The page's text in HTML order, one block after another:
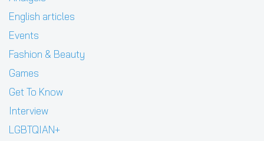
English articles
Events
Fashion & Beauty
Games
Get To Know
Interview
LGBTQIAN+